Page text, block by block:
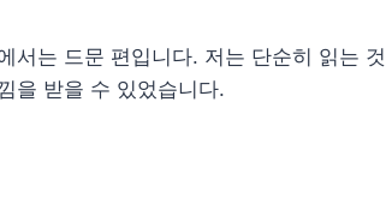
서는 드문 편입니다. 저는 단순히 읽는
을 받을 수 있었습니다.